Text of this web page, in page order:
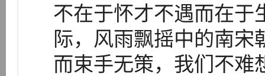
不在于怀才不遇而在于
际，风雨飘摇中的南宋
而束手无策，我们不难